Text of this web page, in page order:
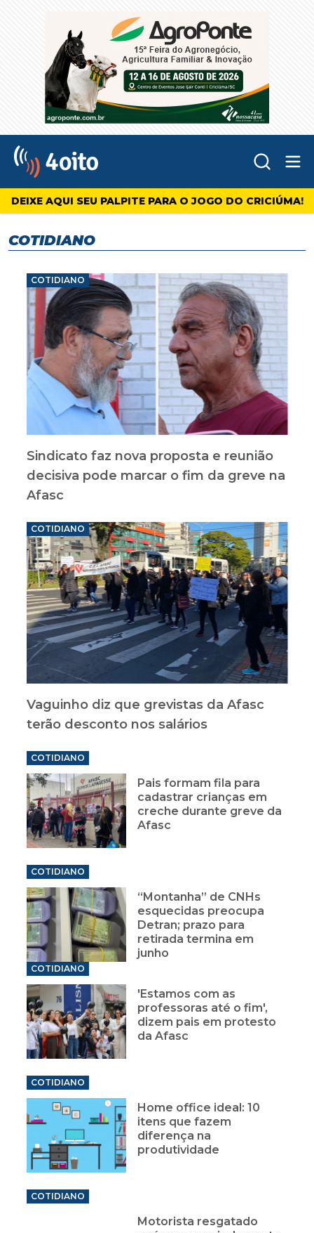
4oito
DEIXE AQUI SEU PALPITE PARA O JOGO DO CRICIÚMA!
COTIDIANO
COTIDIANO
Sindicato faz nova proposta e reunião
decisiva pode marcar o fim da greve na
Afasc
COTIDIANO
Vaguinho diz que grevistas da Afasc
terão desconto nos salários
COTIDIANO
Pais formam fila para
cadastrar crianças em
creche durante greve da
Afasc
COTIDIANO
“Montanha” de CNHs
esquecidas preocupa
Detran; prazo para
retirada termina em
junho
COTIDIANO
'Estamos com as
professoras até o fim',
dizem pais em protesto
da Afasc
COTIDIANO
Home office ideal: 10
itens que fazem
diferença na
produtividade
COTIDIANO
Motorista resgatado